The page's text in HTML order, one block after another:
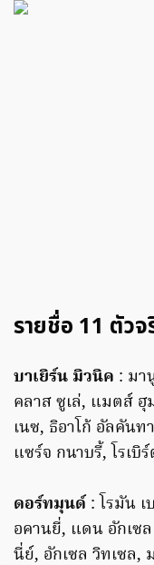
รายชื่อ 11 ตัว
บาเยิร์น มิวนิค : มา
คลาส ซูเล่, แมตส์ ฮุ
เนซ, ธิอาโก้ อัลคันท
แซร์จ กนาบรี้, โรเบิ
ดอร์ทมุนด์ : โรมัน
อคานยี่, แดน อักเซ
นี่ย์, อักเซล วิทเซล,